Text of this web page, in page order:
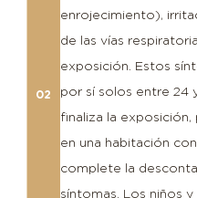
02
enrojecimiento),
de las vías
exposición. Estos
por sí solos entre 24
finaliza la
en una habitación
complete la
síntomas. Los niños